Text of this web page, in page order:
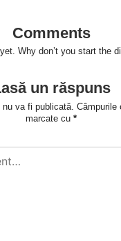
Comments
Why don’t you start the
un răspuns
va fi publicată. Câmpurile
marcate cu *